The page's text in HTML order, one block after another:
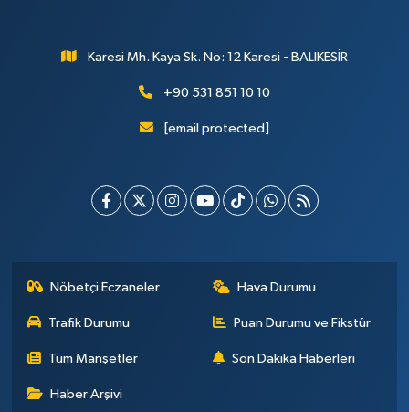
Karesi Mh. Kaya Sk. No: 12 Karesi - BALIKESİR
+90 531 851 10 10
[email protected]
Nöbetçi Eczaneler Hava Durumu
Trafik Durumu Puan Durumu ve Fikstür
Tüm Manşetler Son Dakika Haberleri
Haber Arşivi